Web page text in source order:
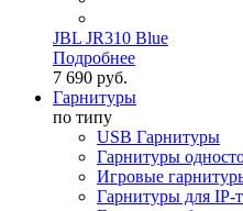
JBL JR310 Blue
Подробнее
7 690 руб.
Гарнитуры
по типу
USB Гарнитуры
Гарнитуры
Игровые
Гарнитуры для IP-